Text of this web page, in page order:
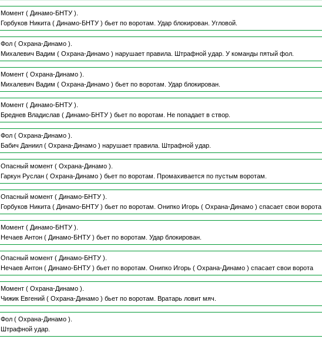
Момент ( Динамо-БНТУ ).
Горбуков Никита( Динамо-БНТУ ) бьет по воротам. Удар блокирован. Угловой.
Фол ( Охрана-Динамо ).
Михалевич Вадим ( Охрана-Динамо ) нарушает правила. Штрафной удар. У команды пятый фол.
Момент ( Охрана-Динамо ).
Михалевич Вадим ( Охрана-Динамо ) бьет по воротам. Удар блокирован.
Момент ( Динамо-БНТУ ).
Бреднев Владислав( Динамо-БНТУ ) бьет по воротам. Не попадает в створ.
Фол ( Охрана-Динамо ).
Бабич Даниил( Охрана-Динамо ) нарушает правила. Штрафной удар.
Опасный момент ( Охрана-Динамо ).
Гаркун Руслан( Охрана-Динамо ) бьет по воротам. Промахивается по пустым воротам.
Опасный момент ( Динамо-БНТУ ).
Горбуков Никита( Динамо-БНТУ ) бьет по воротам. Онипко Игорь( Охрана-Динамо ) спасает свои ворота
Момент ( Динамо-БНТУ ).
Нечаев Антон( Динамо-БНТУ ) бьет по воротам. Удар блокирован.
Опасный момент ( Динамо-БНТУ ).
Нечаев Антон( Динамо-БНТУ ) бьет по воротам. Онипко Игорь( Охрана-Динамо ) спасает свои ворота
Момент ( Охрана-Динамо ).
Чижик Евгений( Охрана-Динамо ) бьет по воротам. Вратарь ловит мяч.
Фол ( Охрана-Динамо ).
Штрафной удар.